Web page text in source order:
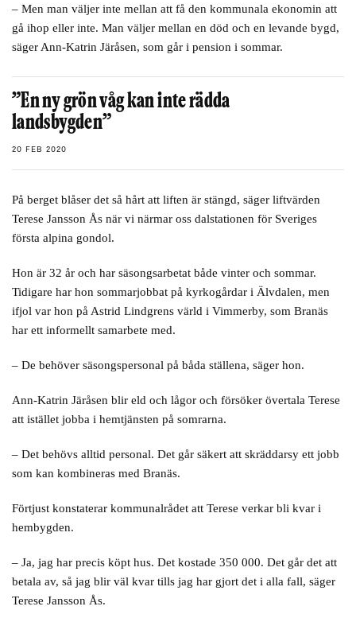
– Men man väljer inte mellan att få den kommunala ekonomin att
gå ihop eller inte. Man väljer mellan en död och en levande bygd,
säger Ann-Katrin Järåsen, som går i pension i sommar.
”En ny grön våg kan inte rädda
landsbygden”
20 FEB 2020
På berget blåser det så hårt att liften är stängd, säger liftvärden
Terese Jansson Ås när vi närmar oss dalstationen för Sveriges
första alpina gondol.
Hon är 32 år och har säsongsarbetat både vinter och sommar.
Tidigare har hon sommarjobbat på kyrkogårdar i Älvdalen, men
ifjol var hon på Astrid Lindgrens värld i Vimmerby, som Branäs
har ett informellt samarbete med.
– De behöver säsongspersonal på båda ställena, säger hon.
Ann-Katrin Järåsen blir eld och lågor och försöker övertala Terese
att istället jobba i hemtjänsten på somrarna.
– Det behövs alltid personal. Det går säkert att skräddarsy ett jobb
som kan kombineras med Branäs.
Förtjust konstaterar kommunalrådet att Terese verkar bli kvar i
hembygden.
– Ja, jag har precis köpt hus. Det kostade 350 000. Det går det att
betala av, så jag blir väl kvar tills jag har gjort det i alla fall, säger
Terese Jansson Ås.